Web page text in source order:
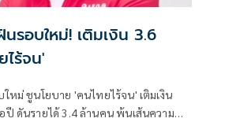
รอบใหม่! เติมเงิน 3.6
ร้จน'
หม่ ชูนโยบาย 'คนไทยไร้จน' เติมเงิน
ดันรายได้ 3.4 ล้านคน พ้นเส้นความ